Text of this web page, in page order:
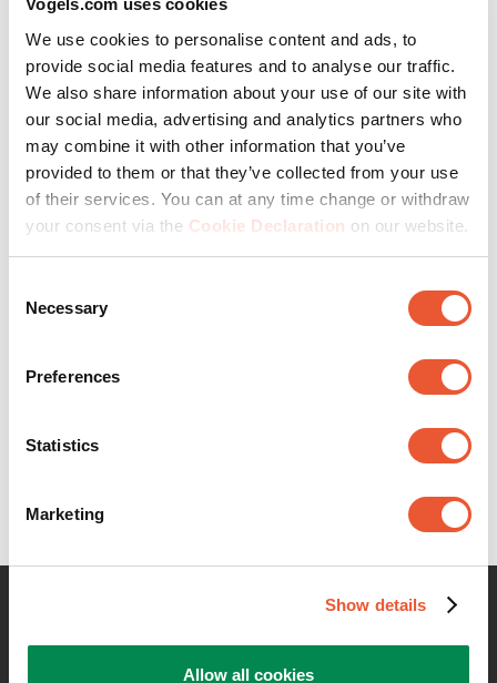
Vogels.com uses cookies
We use cookies to personalise content and ads, to
provide social media features and to analyse our traffic.
We also share information about your use of our site with
our social media, advertising and analytics partners who
may combine it with other information that you’ve
provided to them or that they’ve collected from your use
of their services. You can at any time change or withdraw
your consent via the Cookie Declaration on our website.
Selection
Necessary
Preferences
Statistics
Marketing
Show details
Allow all cookies
Nuestra asistencia y
dibujos técnicos facilitan
cualquier instalación
Slide 1 of 3
Contáctame para cualquier